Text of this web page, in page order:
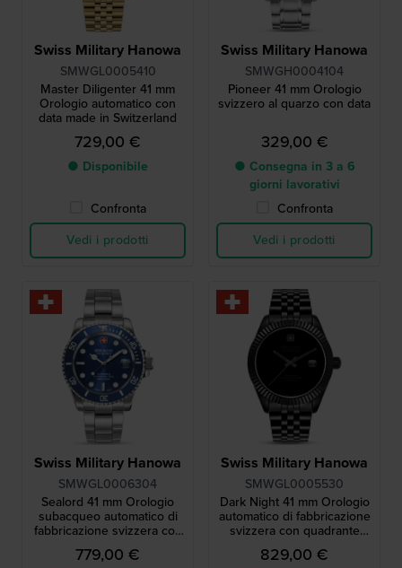
Swiss Military Hanowa
SMWGL0005410
Master Diligenter 41 mm
Orologio automatico con
data made in Switzerland
729,00 €
● Disponibile
Confronta
Vedi i prodotti
Swiss Military Hanowa
SMWGH0004104
Pioneer 41 mm Orologio
svizzero al quarzo con data
329,00 €
● Consegna in 3 a 6
giorni lavorativi
Confronta
Vedi i prodotti
Swiss Military Hanowa
SMWGL0006304
Sealord 41 mm Orologio
subacqueo automatico di
fabbricazione svizzera con
data
779,00 €
Swiss Military Hanowa
SMWGL0005530
Dark Night 41 mm Orologio
automatico di fabbricazione
svizzera con quadrante
nero musou
829,00 €